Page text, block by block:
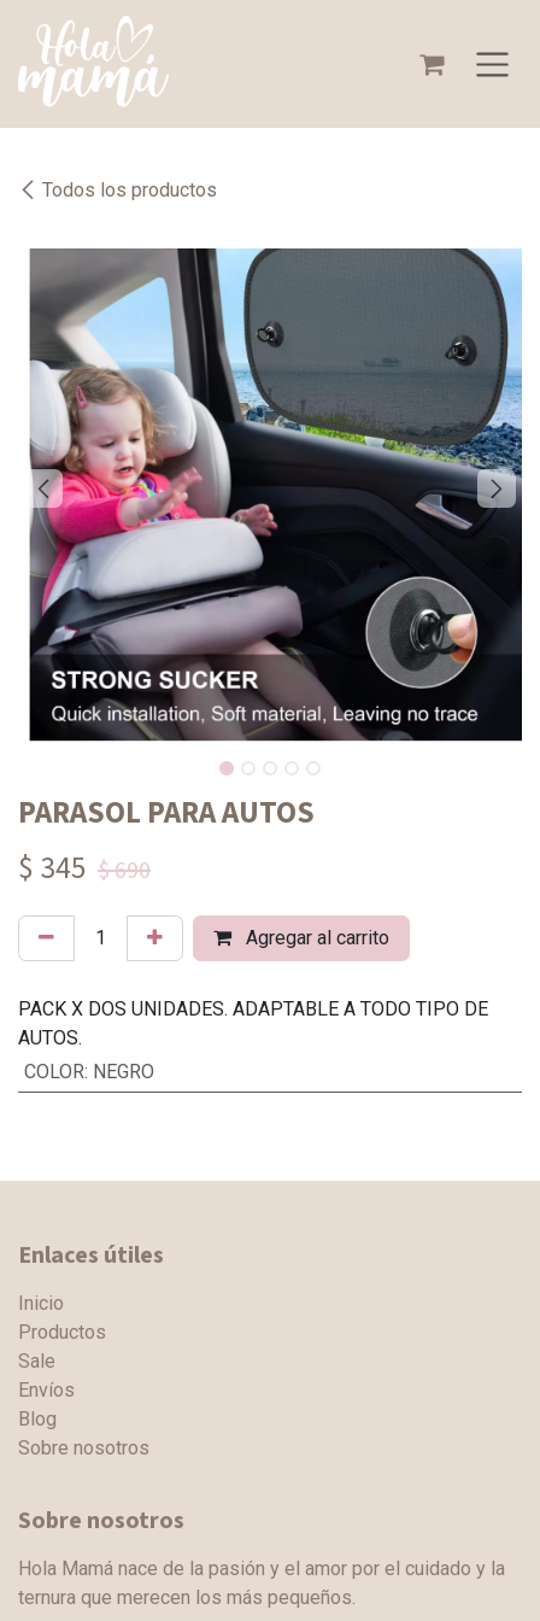
Todos los productos
PARASOL PARA AUTOS
$ 345 $ 690
Agregar al carrito
PACK X DOS UNIDADES. ADAPTABLE A TODO TIPO DE
AUTOS.
COLOR: NEGRO
Enlaces útiles
Inicio
Productos
Sale
Envíos
Blog
Sobre nosotros
Sobre nosotros
Hola Mamá nace de la pasión y el amor por el cuidado y la
ternura que merecen los más pequeños.